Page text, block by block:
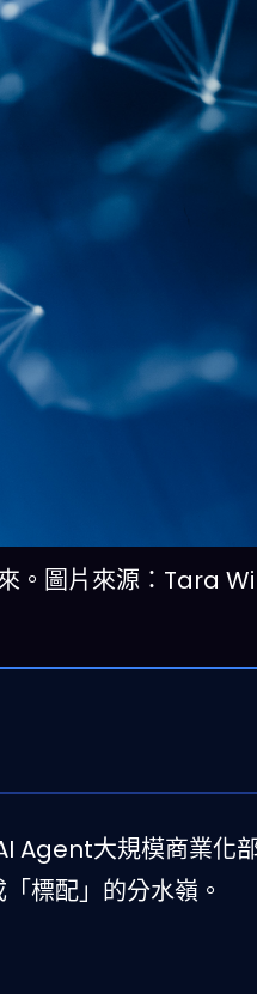
來。圖片來源：Tara
Agent大規模商業化
標配」的分水嶺。
立即下載